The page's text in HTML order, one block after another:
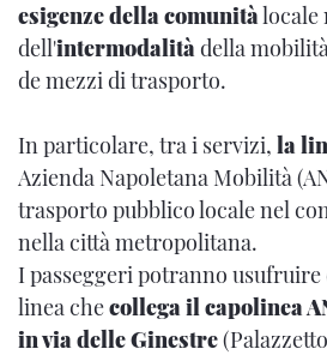
esigenze della comunitàlocale
dell'intermodalitàdella
de mezzi di trasporto.
In particolare, tra i servizi, la
Azienda Napoletana Mobilità
trasporto pubblico locale nel
nella città metropolitana.
I passeggeri potranno usufruire
linea checollega il capolinea
in via delle Ginestre